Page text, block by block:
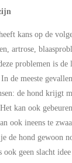
kans op de
artrose,
problemen is de
de meeste
de hond krijgt
kan ook
ook ineens te
de hond gewoon
ook geen slacht